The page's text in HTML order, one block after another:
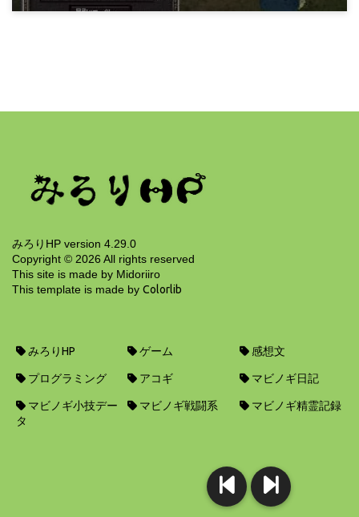
15年前
みろりHP version 4.29.0
Copyright © 2026 All rights reserved
This site is made by Midoriiro
This template is made by Colorlib
みろりHP ゲーム 感想文
プログラミング アコギ マビノギ日記
マビノギ小技デー
タ
マビノギ戦闘系 マビノギ精霊記録